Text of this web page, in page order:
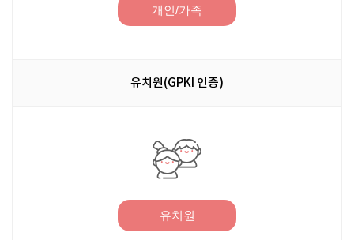
개인/가족
유치원(GPKI 인증)
유치원